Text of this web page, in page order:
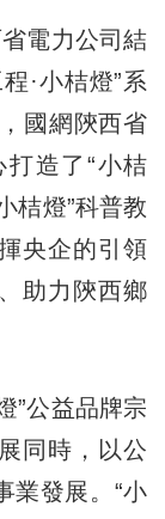
電力公司結
·小桔燈”系
國網陝西省
造了“小桔
桔燈”科普教
央企的引領
助力陝西鄉
公益品牌宗
同時，以公
業發展。“小